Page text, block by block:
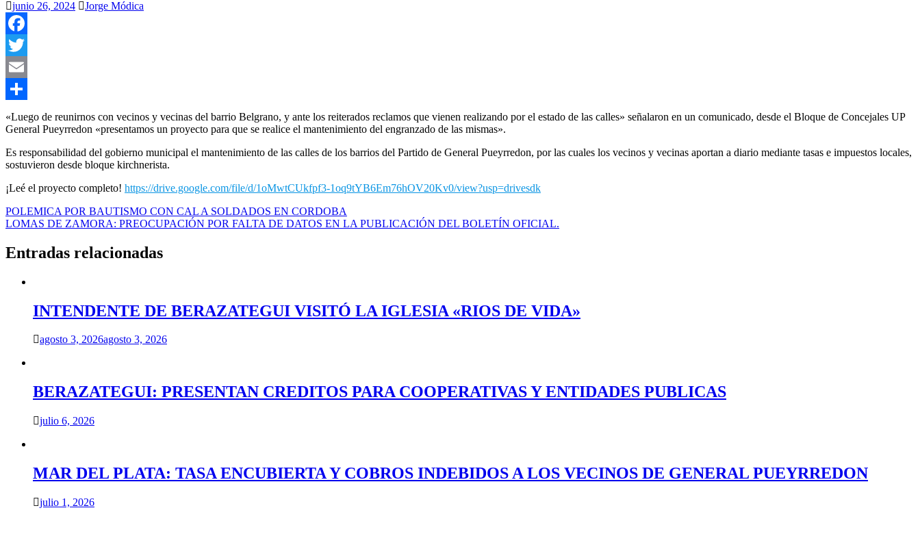
junio 26, 2024 Jorge Módica
Facebook
Twitter
Email
Compartir
«Luego de reunirnos con vecinos y vecinas del barrio Belgrano, y ante los reiterados reclamos que vienen realizando por el estado de las calles» señalaron en un comunicado, desde el Bloque de Concejales UP
General Pueyrredon «presentamos un proyecto para que se realice el mantenimiento del engranzado de las mismas».
Es responsabilidad del gobierno municipal el mantenimiento de las calles de los barrios del Partido de General Pueyrredon, por las cuales los vecinos y vecinas aportan a diario mediante tasas e impuestos locales,
sostuvieron desde bloque kirchnerista.
¡Leé el proyecto completo! https://drive.google.com/file/d/1oMwtCUkfpf3-1oq9tYB6Em76hOV20Kv0/view?usp=drivesdk
Navegación
de
entradas
POLEMICA POR BAUTISMO CON CAL A SOLDADOS EN CORDOBA
LOMAS DE ZAMORA: PREOCUPACIÓN POR FALTA DE DATOS EN LA PUBLICACIÓN DEL BOLETÍN OFICIAL.
Entradas relacionadas
INTENDENTE DE BERAZATEGUI VISITÓ LA IGLESIA «RIOS DE VIDA»
agosto 3, 2026agosto 3, 2026
BERAZATEGUI: PRESENTAN CREDITOS PARA COOPERATIVAS Y ENTIDADES PUBLICAS
julio 6, 2026
MAR DEL PLATA: TASA ENCUBIERTA Y COBROS INDEBIDOS A LOS VECINOS DE GENERAL PUEYRREDON
julio 1, 2026